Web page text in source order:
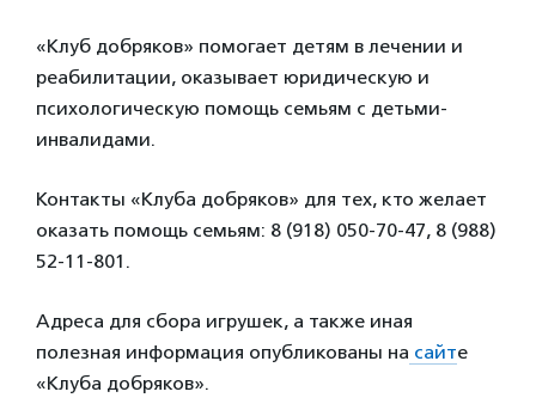
«Клуб добряков» помогает детям в лечении и
реабилитации, оказывает юридическую и
психологическую помощь семьям с детьми-
инвалидами.
Контакты «Клуба добряков» для тех, кто желает
оказать помощь семьям: 8 (918) 050-70-47, 8 (988)
52-11-801.
Адреса для сбора игрушек, а также иная
полезная информация опубликованы на сайте
«Клуба добряков».